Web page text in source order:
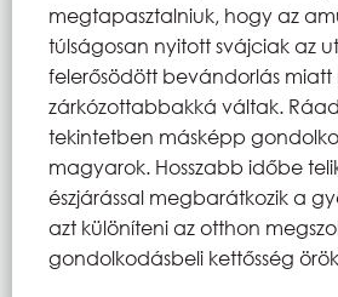
megtapasztalniuk, hogy az
túlságosan nyitott svájciak az
felerősödött bevándorlás miatt
zárkózottabbakká váltak.
tekintetben másképp
magyarok. Hosszabb időbe
észjárással megbarátkozik a
azt különíteni az otthon
gondolkodásbeli kettősség